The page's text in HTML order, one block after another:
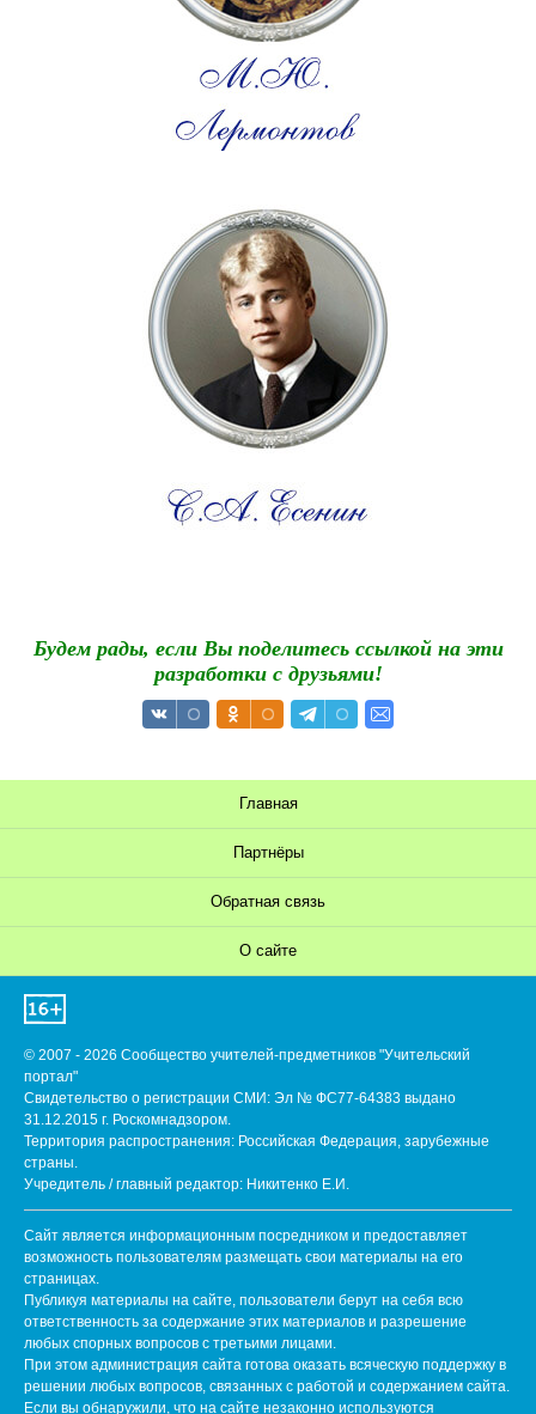
Будем рады, если Вы поделитесь ссылкой на эти
разработки с друзьями!
Главная
Партнёры
Обратная связь
О сайте
© 2007 - 2026 Сообщество учителей-предметников "Учительский
портал"
Свидетельство о регистрации СМИ: Эл № ФС77-64383 выдано
31.12.2015 г. Роскомнадзором.
Территория распространения: Российская Федерация, зарубежные
страны.
Учредитель / главный редактор: Никитенко Е.И.
Сайт является информационным посредником и предоставляет
возможность пользователям размещать свои материалы на его
страницах.
Публикуя материалы на сайте, пользователи берут на себя всю
ответственность за содержание этих материалов и разрешение
любых спорных вопросов с третьими лицами.
При этом администрация сайта готова оказать всяческую поддержку в
решении любых вопросов, связанных с работой и содержанием сайта.
Если вы обнаружили, что на сайте незаконно используются